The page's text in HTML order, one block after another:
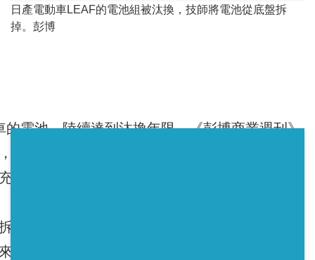
日產電動車LEAF的電池組被汰換，技師將電池從底盤拆
掉。彭博
電池，陸續達到汰換年限。《彭博商業週刊》
往後數年的黃金年代還有很多用途，包括在日
電、儲存家用能源及支援歐洲電網等。
下來後還可再使用7-10年，蓄電能力也還有5成
越迫切，因全球淘汰的EV（電動車）電池，